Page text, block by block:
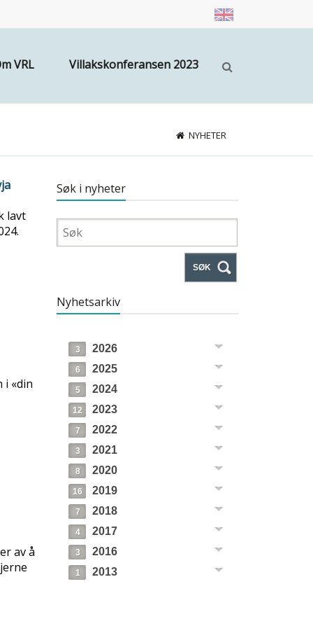
VRL Villakskonferansen 2023
NYHETER
lavt
i «din
av å
Søk i nyheter
SØK
Nyhetsarkiv
3 2026
6 2025
5 2024
12 2023
7 2022
3 2021
8 2020
16 2019
7 2018
4 2017
3 2016
1 2013